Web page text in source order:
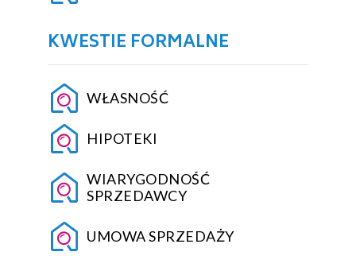
KWESTIE FORMALNE
WŁASNOŚĆ
HIPOTEKI
WIARYGODNOŚĆ
SPRZEDAWCY
UMOWA SPRZEDAŻY